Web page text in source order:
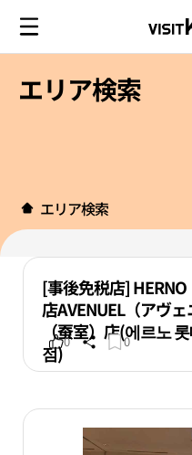
エリア検索
エリア検索
[事後免税店]
店AVENUEL（アヴ
（蚕室）店(에르노
점)0 0